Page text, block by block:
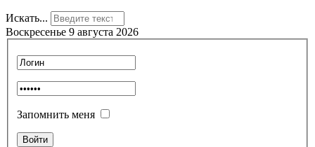
Искать...
Воскресенье 9 августа 2026
Запомнить меня